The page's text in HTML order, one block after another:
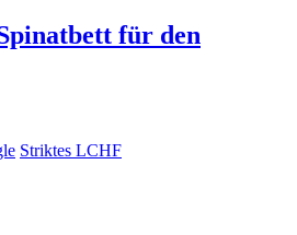
für den
Striktes LCHF